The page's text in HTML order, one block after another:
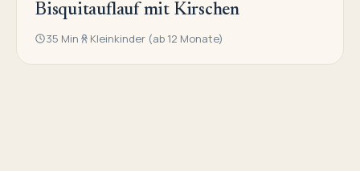
Bisquitauflauf mit Kirschen
35 Min Kleinkinder (ab 12 Monate)